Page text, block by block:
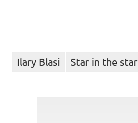
Ilary Blasi Star in the star